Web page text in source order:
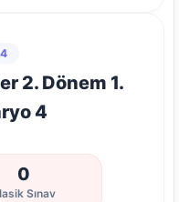
2. Dönem 1.
4
0
Sınav